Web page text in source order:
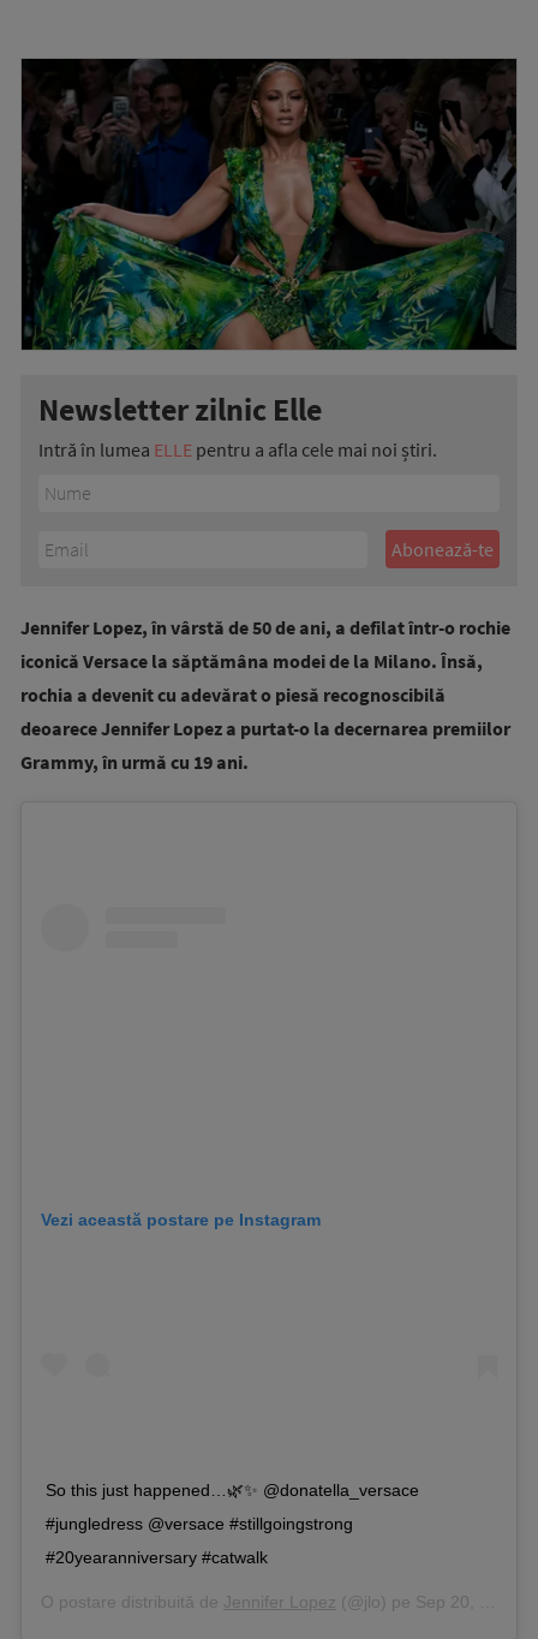
Newsletter zilnic Elle
Intră în lumea ELLE pentru a afla cele mai noi știri.
Jennifer Lopez, în vârstă de 50 de ani, a defilat într-o rochie
iconică Versace la săptămâna modei de la Milano. Însă,
rochia a devenit cu adevărat o piesă recognoscibilă
deoarece Jennifer Lopez a purtat-o la decernarea premiilor
Grammy, în urmă cu 19 ani.
Vezi această postare pe Instagram
So this just happened…🌿✨ @donatella_versace
#jungledress @versace #stillgoingstrong
#20yearanniversary #catwalk
O postare distribuită de Jennifer Lopez (@jlo) pe Sep 20, 2019 la 12:38 PDT